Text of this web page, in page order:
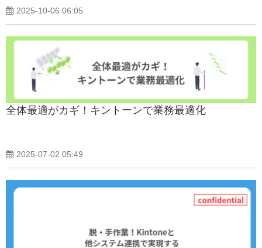
2025-10-06 06:05
全体最適がカギ！キントーンで業務最適化
2025-07-02 05:49